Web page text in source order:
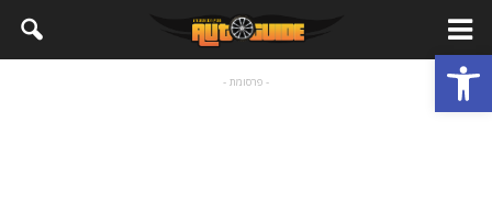
פתח סרגל נגישות - פרסומת -